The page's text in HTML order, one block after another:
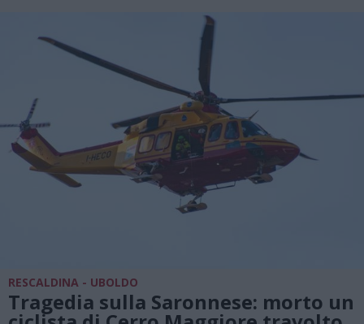
RESCALDINA - UBOLDO
Tragedia sulla Saronnese: morto un